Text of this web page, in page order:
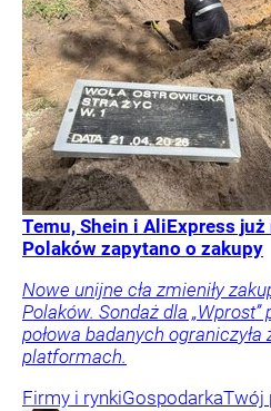
Temu, Shein i AliExpress
Polaków zapytano o zakupy
Nowe unijne cła zmieniły
Polaków. Sondaż dla
połowa badanych
platformach.
Firmy i rynkiGospodarkaTwój